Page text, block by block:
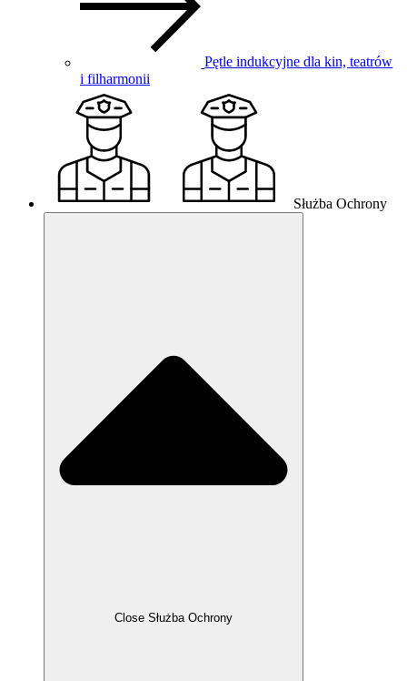
Pętle indukcyjne dla kin, teatrów
i filharmonii
Służba Ochrony
Close Służba Ochrony